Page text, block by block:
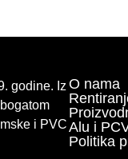
godine. Iz
i PVC
O nama
Alu i
Politika